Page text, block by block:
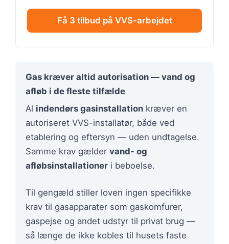
Få 3 tilbud på VVS-arbejdet
Gas kræver altid autorisation — vand og
afløb i de fleste tilfælde
Al indendørs gasinstallation kræver en
autoriseret VVS-installatør, både ved
etablering og eftersyn — uden undtagelse.
Samme krav gælder vand- og
afløbsinstallationer i beboelse.
Til gengæld stiller loven ingen specifikke
krav til gasapparater som gaskomfurer,
gaspejse og andet udstyr til privat brug —
så længe de ikke kobles til husets faste